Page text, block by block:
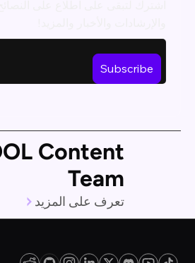
Content
Team
تعرف على المزيد